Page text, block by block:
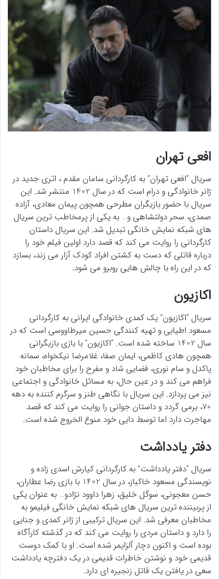
افعی تهران
سریال “افعی تهران” به کارگردانی سامان مقدم ، اثری جدید در
ژانر خانوادگی و درام است که در سال 1402 منتشر شد. این
سریال با حضور بازیگران مطرحی همچون پیمان معادی، آزاده
صمدی، سحر دولتشاهی و… به یکی از پرمخاطب ترین سریال
های شبکه نمایش خانگی تبدیل شد. این سریال داستان
کارگردانی را روایت می کند که قصد دارد اولین فیلم خود را
درباره قاتلی که دست به کشتن افراد کودک آزار می زند، بسازد
که در این راه با چالش هایی روبرو می شود.
اکازیون
سریال “اکازیون” یک کمدی خانوادگی ایرانی به کارگردانی
مسعود اطیابی و تهیه کنندگی حسین میرطاووسی است که در
سال 1402 ساخته شده است. “اکازیون” با بازی بازیگرانی
همچون هادی کاظمی، ایمان صفا، غلامرضا نیکخواه، سمانه
پاکدل و سام نوری، فضایی شاد و مفرح را برای مخاطبان خود
فراهم می کند و در عین حال، به مسائل خانوادگی و اجتماعی
نیز می پردازد. این سریال با نگاهی طنز و سرگرم کننده به دهه
70، برمی گردد و داستان جوانی را روایت می کند که قصد
مهاجرت دارد اما توسط دایی خود منوع الخروج شده است.
دفتر یادداشت
سریال “دفتر یادداشت” به کارگردانی کیارش اسدی زاده و
نویسندگی مسعود خاکباز، در سال 1402 با بازی رضا عطاران،
حسن معجونی، سوگل خلیق، زهرا داوود نژادو… به عنوان یکی
از پربیننده ترین سریال های شبکه نمایش خانگی فیلیمو به
مخاطبان معرفی شد. این سریال ترکیبی از ژانر کمدی و جنایی
را دارد و داستان مردی را روایت می کند که در گذشته کارآگاه
بوده است و اکنون دچار آلزایمر شده است. او با کمک دوست
قدیمی خود و نوشتن خاطرات قدیمی در یک دفترچه یادداشت
سعی در یافتن یک قاتل زنجیره ای دارد.